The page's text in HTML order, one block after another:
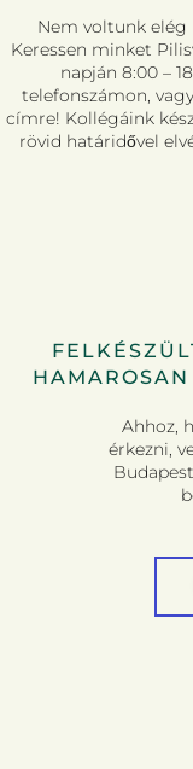
Nem voltunk elég
Keressen minket
napján 8:00 –
telefonszámon,
címre! Kollégáink
rövid határidővel
Ahhoz,
érkezni,